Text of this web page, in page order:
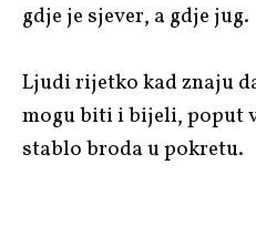
gdje je sjever, a gdje jug.
Ljudi rijetko kad znaju
mogu biti i bijeli, poput
stablo broda u pokretu.